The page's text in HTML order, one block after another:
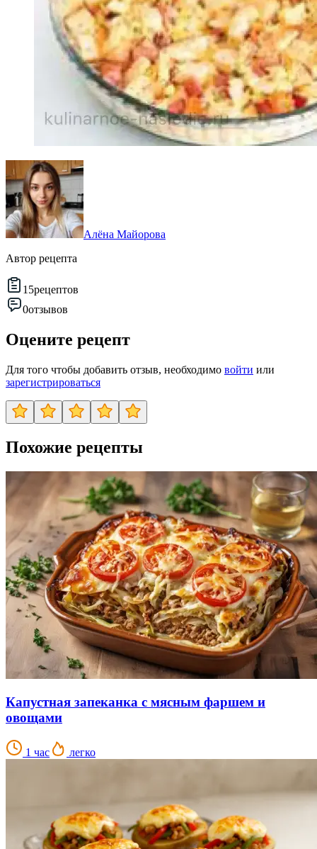
Алёна Майорова
Автор рецепта
15рецептов
0отзывов
Оцените рецепт
Для того чтобы добавить отзыв, необходимо войти или
зарегистрироваться
Похожие рецепты
Капустная запеканка с мясным фаршем и
овощами
1 час легко